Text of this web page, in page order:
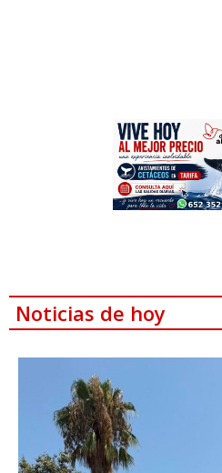
Noticias de hoy